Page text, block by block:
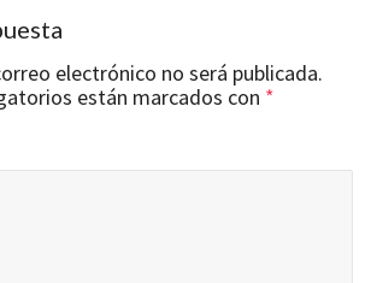
electrónico no será publicada.
están marcados con *